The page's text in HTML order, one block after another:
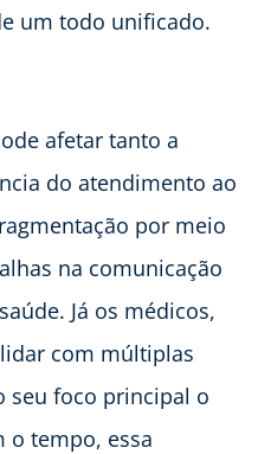
um todo unificado.
afetar tanto a
do atendimento ao
por meio
na comunicação
Já os médicos,
com múltiplas
seu foco principal o
o tempo, essa